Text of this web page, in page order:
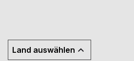
Land auswählen